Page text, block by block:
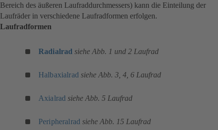
Bereich des äußeren Laufraddurchmessers) kann die Einteilung der
Laufräder in verschiedene Laufradformen erfolgen.
Laufradformen
Radialrad siehe Abb. 1 und 2 Laufrad
Halbaxialrad siehe Abb. 3, 4, 6 Laufrad
Axialrad siehe Abb. 5 Laufrad
Peripheralrad siehe Abb. 15 Laufrad